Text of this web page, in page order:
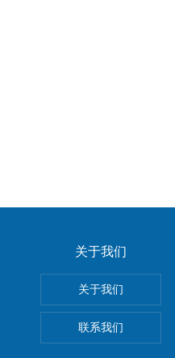
关于我们
关于我们
联系我们